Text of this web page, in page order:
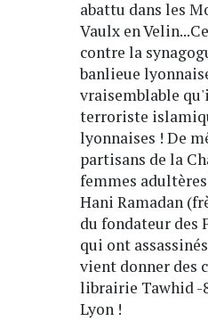
abattu dans les
Vaulx en
contre la
banlieue
vraisemblable
terroriste
lyonnaises ! De
partisans de la
femmes
Hani Ramadan
du fondateur des
qui ont
vient donner des
librairie Tawhid -
Lyon !